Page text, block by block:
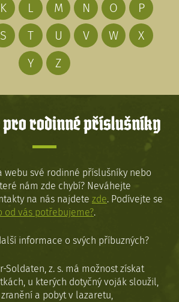
K L M N O
P
S T U V W
X
Y
Z
rodinné příslušníky
webu své rodinné příslušníky nebo
nám zde chybí? Neváhejte
na nás najdete zde. Podívejte se
od vás potřebujeme?.
informace o svých příbuzných?
Soldaten, z. s. má možnost získat
u kterých dotyčný voják sloužil,
a pobyt v lazaretu,